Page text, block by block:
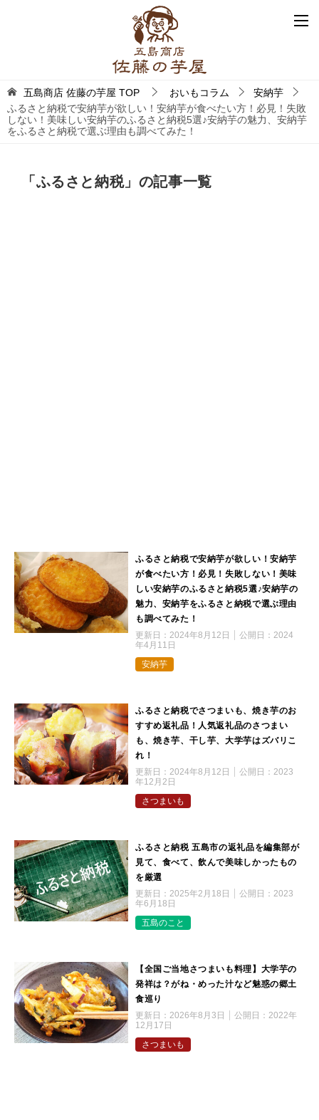
五島商店 佐藤の芋屋 TOP おいもコラム
安納芋
ふるさと納税で安納芋が欲しい！安納芋が食べたい方！必見！失敗
しない！美味しい安納芋のふるさと納税5選♪安納芋の魅力、安納芋
をふるさと納税で選ぶ理由も調べてみた！
「ふるさと納税」の記事一覧
ふるさと納税で安納芋が欲しい！安納芋
が食べたい方！必見！失敗しない！美味
しい安納芋のふるさと納税5選♪安納芋の
魅力、安納芋をふるさと納税で選ぶ理由
も調べてみた！
更新日： 2024年8月12日 公開日： 2024
年4月11日
安納芋
ふるさと納税でさつまいも、焼き芋のお
すすめ返礼品！人気返礼品のさつまい
も、焼き芋、干し芋、大学芋はズバリこ
れ！
更新日： 2024年8月12日 公開日： 2023
年12月2日
さつまいも
ふるさと納税 五島市の返礼品を編集部が
見て、食べて、飲んで美味しかったもの
を厳選
更新日： 2025年2月18日 公開日： 2023
年6月18日
五島のこと
【全国ご当地さつまいも料理】大学芋の
発祥は？がね・めった汁など魅惑の郷土
食巡り
更新日： 2026年8月3日 公開日： 2022年
12月17日
さつまいも